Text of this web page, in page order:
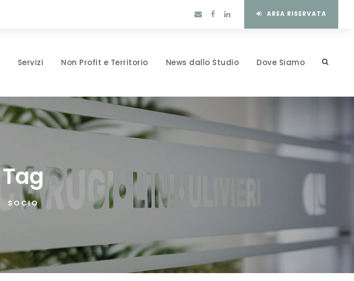
AREA RISERVATA
Servizi Non Profit e Territorio News dallo Studio Dove Siamo
Tag
SOCIO